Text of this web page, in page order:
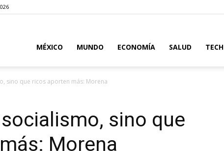
MÉXICO MUNDO ECONOMÍA SALUD TECH
sino que ricos aporten más: Morena
sino que
Morena